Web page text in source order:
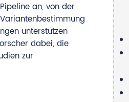
an, von der
unterstützen
dabei, die
zur